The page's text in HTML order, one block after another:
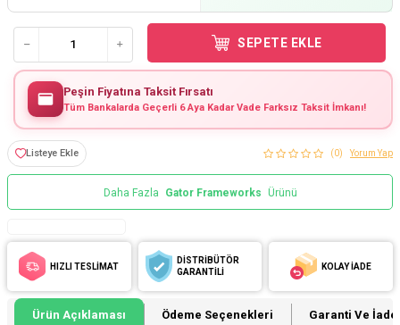
SEPETE EKLE
Peşin Fiyatına Taksit Fırsatı
Tüm Bankalarda Geçerli 6 Aya Kadar Vade Farksız Taksit İmkanı!
Listeye Ekle (0) Yorum Yap
Daha Fazla Gator Frameworks Ürünü
HIZLI TESLİMAT
DİSTRİBÜTÖR
GARANTİLİ
KOLAY İADE
Ürün Açıklaması Ödeme Seçenekleri Garanti Ve İade